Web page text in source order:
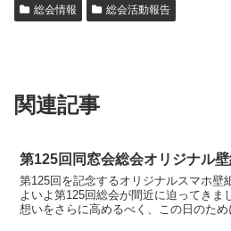
総会情報 総会活動報告
関連記事
第125回同窓会総会オリジナル壁
第125回を記念するオリジナルスマホ壁
よいよ第125回総会が間近に迫ってきま
想いをさらに高めるべく、この日のた